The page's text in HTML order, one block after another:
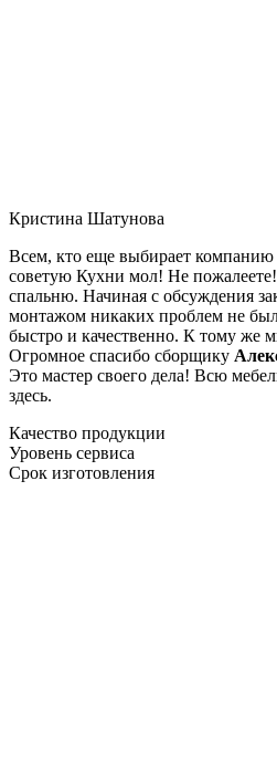
Кристина Шатунова
Всем, кто еще выбирает компанию
советую Кухни мол! Не
спальню. Начиная с обсуждения
монтажом никаких проблем не
быстро и качественно. К тому же
Огромное спасибо сборщику
Это мастер своего дела! Всю
здесь.
Качество продукции
Уровень сервиса
Срок изготовления